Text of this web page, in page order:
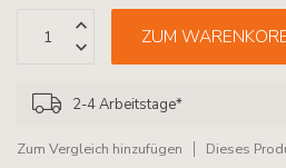
ZUM
2-4 Arbeitstage*
Zum Vergleich hinzufügen Dieses